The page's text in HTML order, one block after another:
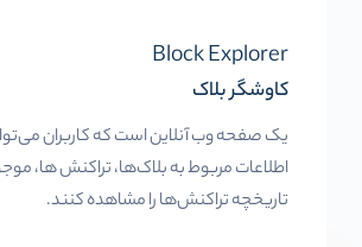
Block Explorer
کاوشگر بلاک
یک صفحه وب آنلاین است که کاربران
اطلاعات مربوط به بلاک‌ها، تراکنش ها،
تاریخچه تراکنش‌ها را مشاهده کنند.